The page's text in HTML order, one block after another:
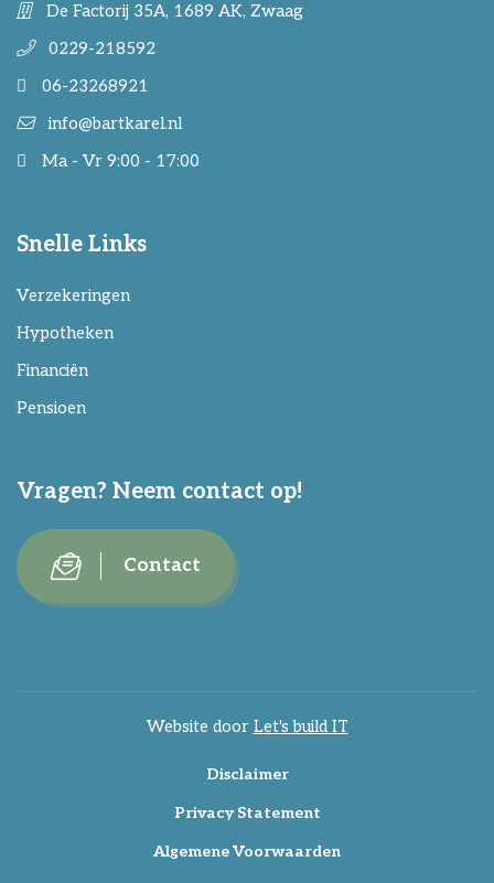
De Factorij 35A, 1689 AK, Zwaag
0229-218592
06-23268921
info@bartkarel.nl
Ma - Vr 9:00 - 17:00
Snelle Links
Verzekeringen
Hypotheken
Financiën
Pensioen
Vragen? Neem contact op!
Contact
Website door Let's build IT
Disclaimer
Privacy Statement
Algemene Voorwaarden